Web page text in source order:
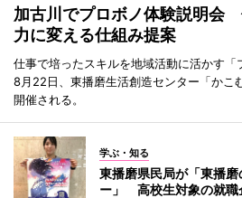
加古川でプロボノ体験説明会
力に変える仕組み提案
仕事で培ったスキルを地域活動に活かす
8月22日、東播磨生活創造センター「かこ
開催される。
学ぶ・知る
東播磨県民局が「東播
ー」 高校生対象の就職